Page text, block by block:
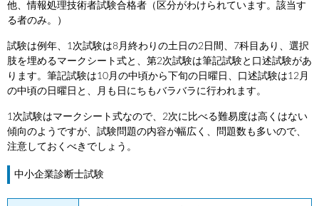
他、情報処理技術者試験合格者（区分がわけられています。該当す
る者のみ。）
試験は例年、1次試験は8月終わりの土日の2日間、7科目あり、選択
肢を埋めるマークシート式と、第2次試験は筆記試験と口述試験があ
ります。筆記試験は10月の中頃から下旬の日曜日、口述試験は12月
の中頃の日曜日と、月も日にちもバラバラに行われます。
1次試験はマークシート式なので、2次に比べる難易度は高くはない
傾向のようですが、試験問題の内容が幅広く、問題数も多いので、
注意しておくべきでしょう。
中小企業診断士試験